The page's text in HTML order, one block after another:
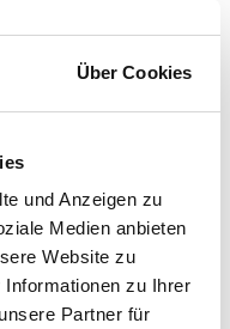
Über Cookies
und Anzeigen zu
Medien anbieten
Website zu
zu Ihrer
Partner für